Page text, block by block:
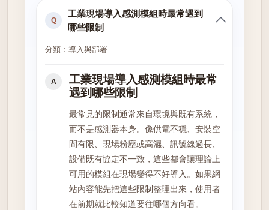
Q
工業現場導入感測模組時最常遇到
哪些限制
分類：導入與部署
A
工業現場導入感測模組時最常
遇到哪些限制
最常見的限制通常來自環境與既有系統，
而不是感測器本身。像供電不穩、安裝空
間有限、現場粉塵或高濕、訊號線過長、
設備既有協定不一致，這些都會讓理論上
可用的模組在現場變得不好導入。如果網
站內容能先把這些限制整理出來，使用者
在前期就比較知道要往哪個方向看。